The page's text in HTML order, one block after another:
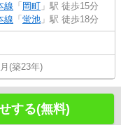
線 「 岡町 」駅 徒歩15分
線 「 蛍池 」駅 徒歩18分
(築23年)
する(無料)